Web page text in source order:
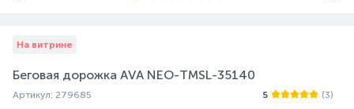
На витрине
Беговая дорожка AVA NEO-TMSL-35140
Артикул: 279685 5 (3)